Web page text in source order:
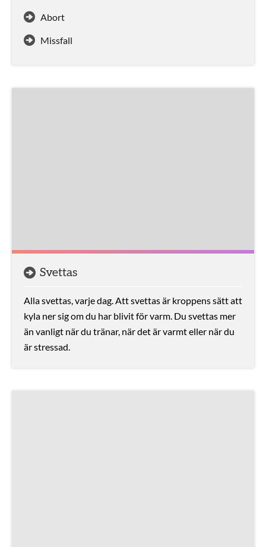
Abort
Missfall
Svettas
Alla svettas, varje dag. Att svettas är kroppens sätt att
kyla ner sig om du har blivit för varm. Du svettas mer
än vanligt när du tränar, när det är varmt eller när du
är stressad.